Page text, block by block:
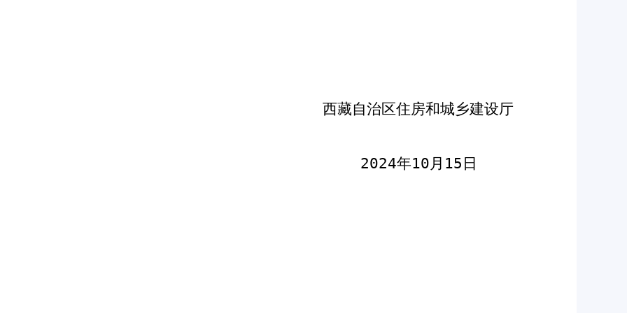
西藏自治区住房和城乡建设厅
2024年10月 15 日